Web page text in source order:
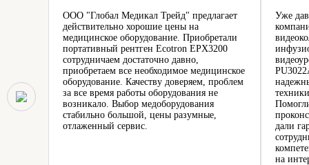
ООО "Глобал Медикал Трейд" предлагает
действительно хорошие цены на
медицинское оборудование. Приобретали
портативный рентген Ecotron EPX3200
сотрудничаем достаточно давно,
приобретаем все необходимое медицинское
оборудование. Качеству доверяем, проблем
за все время работы оборудования не
возникало. Выбор медоборудования
стабильно большой, цены разумные,
отлаженный сервис.
Уже
дали
на